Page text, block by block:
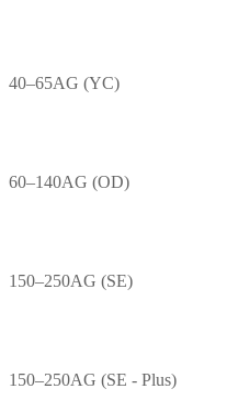
40–65AG (YC)
60–140AG (OD)
150–250AG (SE)
150–250AG (SE - Plus)